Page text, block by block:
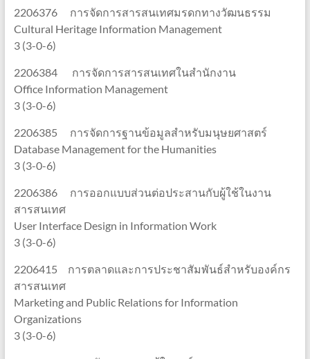
2206376 การจัดการสารสนเทศมรดกทางวัฒนธรรม
Cultural Heritage Information Management
3 (3-0-6)
2206384 การจัดการสารสนเทศในสำนักงาน
Office Information Management
3 (3-0-6)
2206385 การจัดการฐานข้อมูลสำหรับมนุษยศาสตร์
Database Management for the Humanities
3 (3-0-6)
2206386 การออกแบบส่วนต่อประสานกับผู้ใช้ในงาน
สารสนเทศ
User Interface Design in Information Work
3 (3-0-6)
2206415 การตลาดและการประชาสัมพันธ์สำหรับองค์กร
สารสนเทศ
Marketing and Public Relations for Information
Organizations
3 (3-0-6)